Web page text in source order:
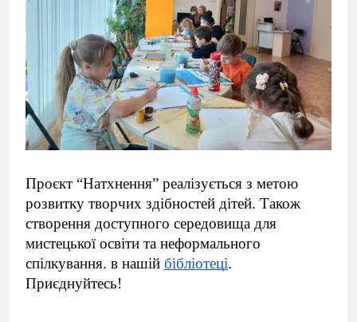
Проєкт “Натхнення” реалізується з метою
розвитку творчих здібностей дітей. Також
створення доступного середовища для
мистецької освіти та неформального
спілкування. в нашій бібліотеці.
Приєднуйтесь!